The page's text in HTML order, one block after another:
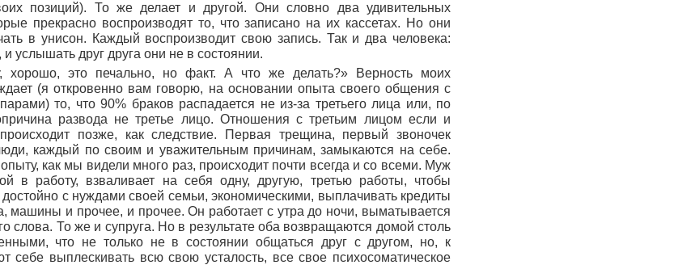
позиций). То же делает и другой. Они словно два удивительных
прекрасно воспроизводят то, что записано на их кассетах. Но они
в унисон. Каждый воспроизводит свою запись. Так и два человека:
услышать друг друга они не в состоянии.
хорошо, это печально, но факт. А что же делать?» Верность моих
(я откровенно вам говорю, на основании опыта своего общения с
то, что 90% браков распадается не из-за третьего лица или, по
развода не третье лицо. Отношения с третьим лицом если и
позже, как следствие. Первая трещина, первый звоночек
каждый по своим и уважительным причинам, замыкаются на себе.
как мы видели много раз, происходит почти всегда и со всеми. Муж
в работу, взваливает на себя одну, другую, третью работы, чтобы
достойно с нуждами своей семьи, экономическими, выплачивать кредиты
машины и прочее, и прочее. Он работает с утра до ночи, выматывается
слова. То же и супруга. Но в результате оба возвращаются домой столь
что не только не в состоянии общаться друг с другом, но, к
себе выплескивать всю свою усталость, все свое психосоматическое